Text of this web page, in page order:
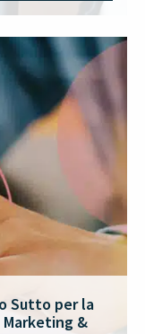
Sutto per la
&